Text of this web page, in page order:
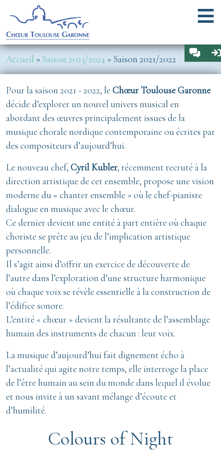
Aller au contenu principal
Fil d'Ariane
Accueil Saison 2023/2024 Saison 2021/2022
Pour la saison 2021 - 2022, le Chœur Toulouse Garonne
décide d’explorer un nouvel univers musical en
abordant des œuvres principalement issues de la
musique chorale nordique contemporaine ou écrites par
des compositeurs d’aujourd’hui.
Le nouveau chef, Cyril Kubler, récemment recruté à la
direction artistique de cet ensemble, propose une vision
moderne du « chanter ensemble » où le chef-pianiste
dialogue en musique avec le chœur.
Ce dernier devient une entité à part entière où chaque
choriste se prête au jeu de l’implication artistique
personnelle.
Il s’agit ainsi d’offrir un exercice de découverte de
l’autre dans l’exploration d’une structure harmonique
où chaque voix se révèle essentielle à la construction de
l’édifice sonore.
L’entité « chœur » devient la résultante de l’assemblage
humain des instruments de chacun : leur voix.
La musique d’aujourd’hui fait dignement écho à
l’actualité qui agite notre temps, elle interroge la place
de l’être humain au sein du monde dans lequel il évolue
et nous invite à un savant mélange d’écoute et
d’humilité.
Colours of Night